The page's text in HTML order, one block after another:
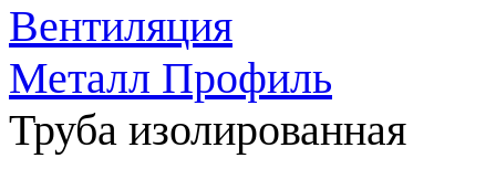
Вентиляция
Металл Профиль
Труба изолированная